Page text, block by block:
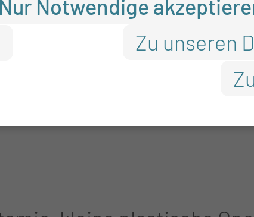
zervikale
Nur Notwendige
Zu unseren